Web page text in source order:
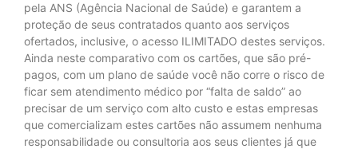
pela ANS (Agência Nacional de Saúde) e garantem a
proteção de seus contratados quanto aos serviços
ofertados, inclusive, o acesso ILIMITADO destes serviços.
Ainda neste comparativo com os cartões, que são pré-
pagos, com um plano de saúde você não corre o risco de
ficar sem atendimento médico por “falta de saldo” ao
precisar de um serviço com alto custo e estas empresas
que comercializam estes cartões não assumem nenhuma
responsabilidade ou consultoria aos seus clientes já que